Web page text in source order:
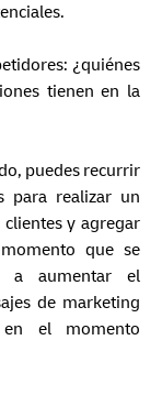
¿quiénes
tienen en la
puedes recurrir
para realizar un
y agregar
que se
a aumentar el
de marketing
en el momento